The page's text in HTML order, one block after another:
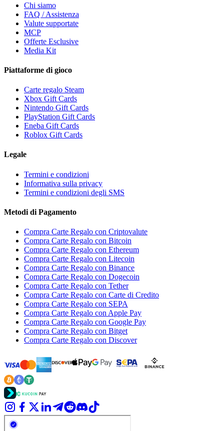
Chi siamo
FAQ / Assistenza
Valute supportate
MCP
Offerte Esclusive
Media Kit
Piattaforme di gioco
Carte regalo Steam
Xbox Gift Cards
Nintendo Gift Cards
PlayStation Gift Cards
Eneba Gift Cards
Roblox Gift Cards
Legale
Termini e condizioni
Informativa sulla privacy
Termini e condizioni degli SMS
Metodi di Pagamento
Compra Carte Regalo con Criptovalute
Compra Carte Regalo con Bitcoin
Compra Carte Regalo con Ethereum
Compra Carte Regalo con Litecoin
Compra Carte Regalo con Binance
Compra Carte Regalo con Dogecoin
Compra Carte Regalo con Tether
Compra Carte Regalo con Carte di Credito
Compra Carte Regalo con SEPA
Compra Carte Regalo con Apple Pay
Compra Carte Regalo con Google Pay
Compra Carte Regalo con Bitget
Compra Carte Regalo con Discover